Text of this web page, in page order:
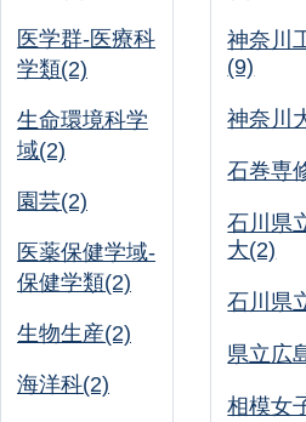
医学群-医療科
学類(2)
生命環境科学
域(2)
園芸(2)
医薬保健学域-
保健学類(2)
生物生産(2)
海洋科(2)
神奈川
(9)
神奈川
石巻専
石川県
大(2)
石川県
県立広
相模女